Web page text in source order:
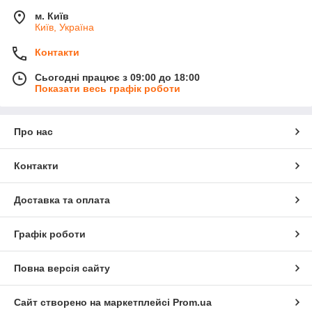
м. Київ
Київ, Україна
Контакти
Сьогодні працює з 09:00 до 18:00
Показати весь графік роботи
Про нас
Контакти
Доставка та оплата
Графік роботи
Повна версія сайту
Сайт створено на маркетплейсі Prom.ua